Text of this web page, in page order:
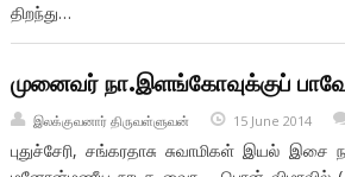
திறந்து…
முனைவர் நா.இளங்கோவுக்குப்
இலக்குவனார் திருவள்ளுவன் 15 June 2014
புதுச்சேரி, சங்கரதாசு சுவாமிகள் இயல்